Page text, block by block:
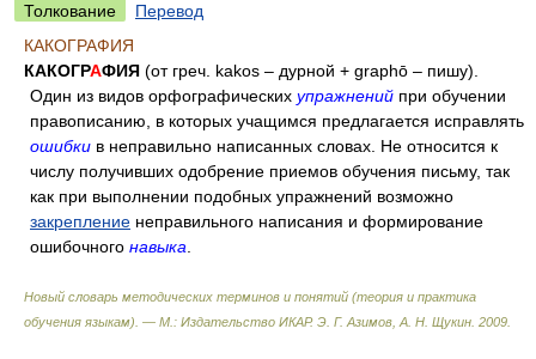
Толкование
Перевод
КАКОГРАФИЯ
КАКОГРАФИЯ (от греч. kakos – дурной + graphō – пишу).
Один из видов орфографических упражнений при обучении
правописанию, в которых учащимся предлагается исправлять
ошибки в неправильно написанных словах. Не относится к
числу получивших одобрение приемов обучения письму, так
как при выполнении подобных упражнений возможно
закрепление неправильного написания и формирование
ошибочного навыка
Новый словарь методических терминов и понятий (теория и практика
обучения языкам). — М.: Издательство ИКАР. Э. Г. Азимов, А. Н. Щукин 2009